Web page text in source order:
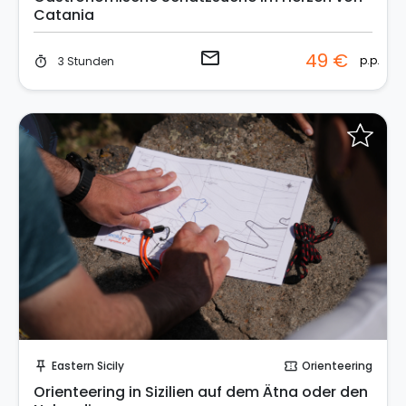
Catania
timer 3 Stunden email 49 € p.p.
push_pin Eastern Sicily confirmation_number Orienteering
Orienteering in Sizilien auf dem Ätna oder den